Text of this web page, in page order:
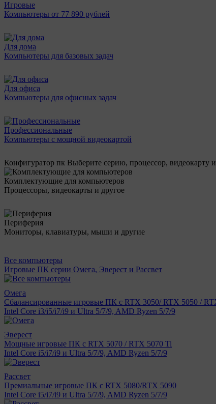
Игровые
Компьютеры от 77 890 рублей
Для дома
Компьютеры для базовых задач
Для офиса
Компьютеры для офисных задач
Профессиональные
Компьютеры с мощной видеокартой
Конфигуратор пк Выберите серию, процессор,
Комплектующие для компьютеров
Процессоры, видеокарты и другое
Периферия
Мониторы, клавиатуры, мыши и другие
Все компьютеры
Игровые ПК серии Омега, Эверест и Рассвет
Омега
Сбалансированные игровые ПК с RTX 3050/ RTX 5050 /
Intel Core i3/i5/i7/i9 и Ultra 5/7/9, AMD Ryzen 5/7/9
Эверест
Мощные игровые ПК с RTX 5070 / RTX 5070 Ti
Intel Core i5/i7/i9 и Ultra 5/7/9, AMD Ryzen 5/7/9
Рассвет
Премиальные игровые ПК с RTX 5080/RTX 5090
Intel Core i5/i7/i9 и Ultra 5/7/9, AMD Ryzen 5/7/9